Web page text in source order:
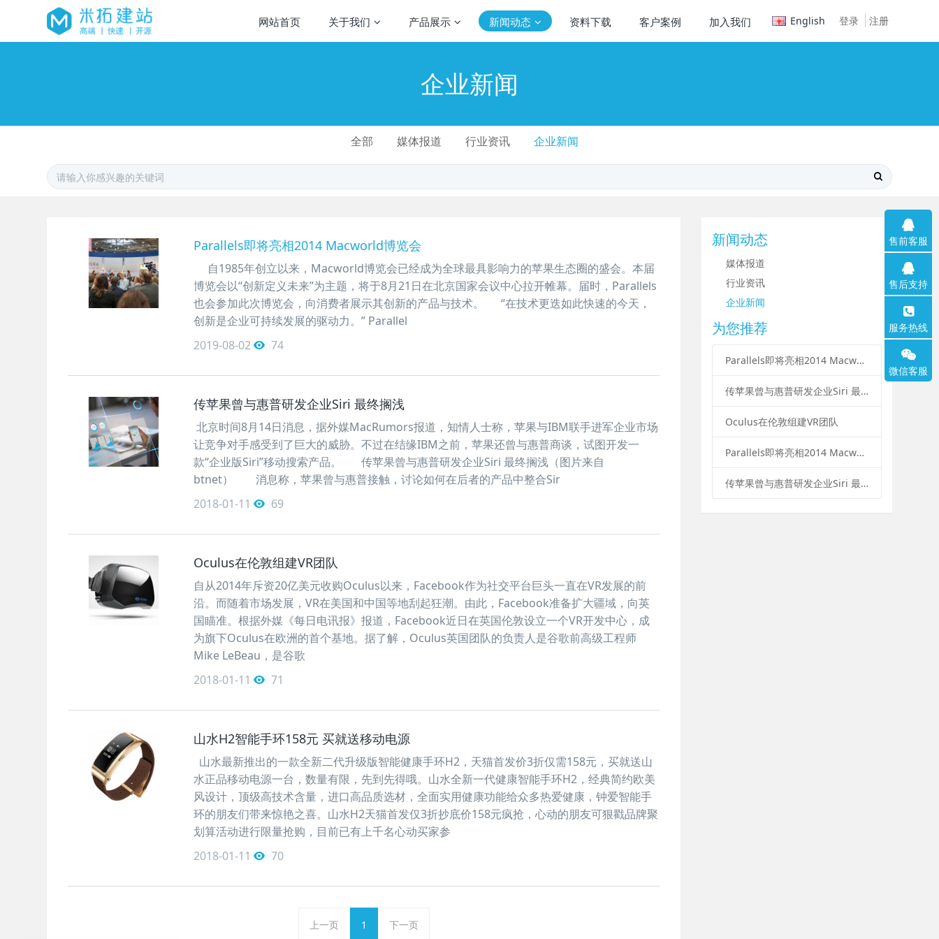
登录 注册
网站首页 关于我们 产品展示 新闻动态 资料下载 客户案例 加入我们 English
企业新闻
全部 媒体报道 行业资讯 企业新闻
Parallels即将亮相2014 Macworld博览会
自1985年创立以来，Macworld博览会已经成为全球最具影响力的苹果生态圈的盛会。本届
博览会以“创新定义未来”为主题，将于8月21日在北京国家会议中心拉开帷幕。届时，Parallels
也会参加此次博览会，向消费者展示其创新的产品与技术。 “在技术更迭如此快速的今天，
创新是企业可持续发展的驱动力。” Parallel
2019-08-02
74
传苹果曾与惠普研发企业Siri 最终搁浅
北京时间8月14日消息，据外媒MacRumors报道，知情人士称，苹果与IBM联手进军企业市场
让竞争对手感受到了巨大的威胁。不过在结缘IBM之前，苹果还曾与惠普商谈，试图开发一
款“企业版Siri”移动搜索产品。 传苹果曾与惠普研发企业Siri 最终搁浅（图片来自
btnet） 消息称，苹果曾与惠普接触，讨论如何在后者的产品中整合Sir
2018-01-11
69
Oculus在伦敦组建VR团队
自从2014年斥资20亿美元收购Oculus以来，Facebook作为社交平台巨头一直在VR发展的前
沿。而随着市场发展，VR在美国和中国等地刮起狂潮。由此，Facebook准备扩大疆域，向英
国瞄准。根据外媒《每日电讯报》报道，Facebook近日在英国伦敦设立一个VR开发中心，成
为旗下Oculus在欧洲的首个基地。据了解，Oculus英国团队的负责人是谷歌前高级工程师
Mike LeBeau，是谷歌
2018-01-11
71
山水H2智能手环158元 买就送移动电源
山水最新推出的一款全新二代升级版智能健康手环H2，天猫首发价3折仅需158元，买就送山
水正品移动电源一台，数量有限，先到先得哦。山水全新一代健康智能手环H2，经典简约欧美
风设计，顶级高技术含量，进口高品质选材，全面实用健康功能给众多热爱健康，钟爱智能手
环的朋友们带来惊艳之喜。山水H2天猫首发仅3折抄底价158元疯抢，心动的朋友可狠戳品牌聚
划算活动进行限量抢购，目前已有上千名心动买家参
2018-01-11
70
上一页 1 下一页
新闻动态
媒体报道
行业资讯
企业新闻
为您推荐
Parallels即将亮相2014 Macworld博览会
传苹果曾与惠普研发企业Siri 最终搁浅
Oculus在伦敦组建VR团队
Parallels即将亮相2014 Macworld博览会
传苹果曾与惠普研发企业Siri 最终搁浅
售前客服
售后支持
服务热线
微信客服